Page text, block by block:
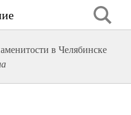
в Челябинске